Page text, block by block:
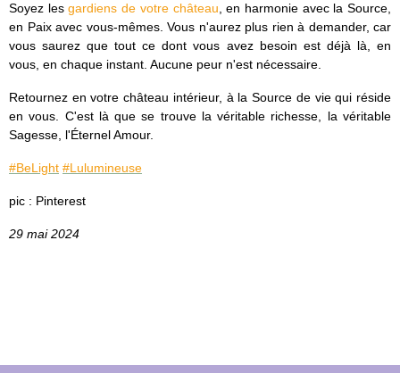
Soyez lesgardiens de votre château , en harmonie avec la Source,
en Paix avec vous-mêmes. Vous n'aurez plus rien à demander, car
vous saurez que tout ce dont vous avez besoin est déjà là, en
vous, en chaque instant. Aucune peur n'est nécessaire.
Retournez en votre château intérieur, à la Source de vie qui réside
en vous. C'est là que se trouve la véritable richesse, la véritable
Sagesse, l'Éternel Amour.
#BeLight #Lulumineuse
pic : Pinterest
29 mai 2024